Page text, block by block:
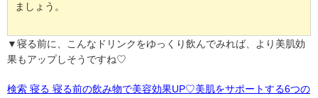
ましょう。
▼寝る前に、こんなドリンクをゆっくり飲んでみれば、より美肌効
果もアップしそうですね♡
検索 寝る 寝る前の飲み物で美容効果UP♡美肌をサポートする6つの